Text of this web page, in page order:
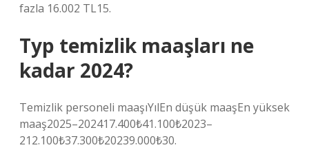
fazla 16.002 TL15.
Typ temizlik maaşları ne
kadar 2024?
Temizlik personeli maaşıYılEn düşük maaşEn yüksek
maaş2025–202417.400₺41.100₺2023–
212.100₺37.300₺20239.000₺30.